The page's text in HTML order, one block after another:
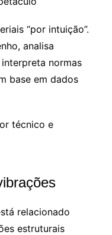
“por intuição”.
analisa
normas
base em dados
técnico e
relacionado
estruturais